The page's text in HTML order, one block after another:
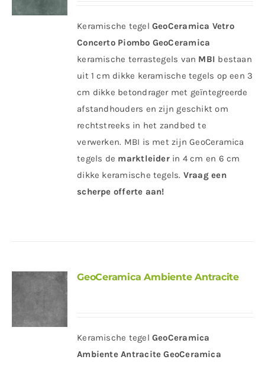
Keramische tegel GeoCeramica Vetro
Concerto Piombo GeoCeramica
keramische terrastegels van MBI bestaan
uit 1 cm dikke keramische tegels op een 3
cm dikke betondrager met geïntegreerde
afstandhouders en zijn geschikt om
rechtstreeks in het zandbed te
verwerken. MBI is met zijn GeoCeramica
tegels de marktleiderin 4 cm en 6 cm
dikke keramische tegels. Vraag een
scherpe offerte aan!
GeoCeramica Ambiente Antracite
Keramische tegel GeoCeramica
Ambiente Antracite GeoCeramica